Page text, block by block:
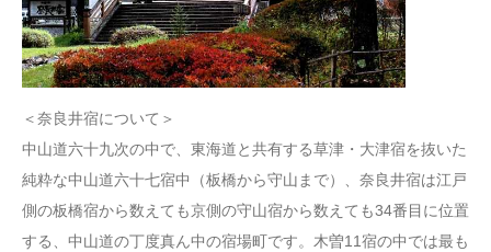
＜奈良井宿について＞
中山道六十九次の中で、東海道と共有する草津・大津宿を抜いた
純粋な中山道六十七宿中（板橋から守山まで）、奈良井宿は江戸
側の板橋宿から数えても京側の守山宿から数えても34番目に位置
する、中山道の丁度真ん中の宿場町です。木曽11宿の中では最も